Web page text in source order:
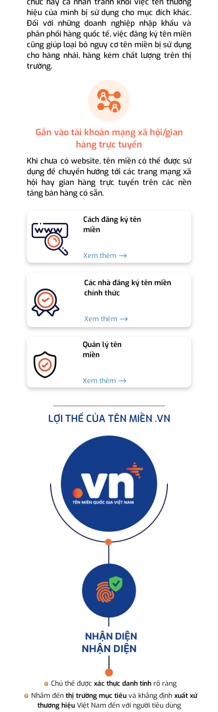
hiệu của mình bị sử dụng cho mục đích khác.
Đối với những doanh nghiệp nhập khẩu và
phân phối hàng quốc tế, việc đăng ký tên miền
cũng giúp loại bỏ nguy cơ tên miền bị sử dụng
cho hàng nhái, hàng kém chất lượng trên thị
trường.
Gắn vào tài khoản mạng xã hội/gian
hàng trực tuyến
Khi chưa có website, tên miền có thể được sử
dụng để chuyển hướng tới các trang mạng xã
hội hay gian hàng trực tuyến trên các nền
tảng bán hàng có sẵn.
Cách đăng ký tên
miền
Xem thêm ⟶
Các nhà đăng ký tên miền
chính thức
Xem thêm ⟶
Quản lý tên
miền
Xem thêm ⟶
LỢI THẾ CỦA TÊN MIỀN .VN
NHẬN DIỆN
Chủ thể được xác thực danh tính rõ ràng
Nhắm đến thị trường mục tiêuvà khẳng định xuất xứ
thương hiệuViệt Nam đến với người tiêu dùng